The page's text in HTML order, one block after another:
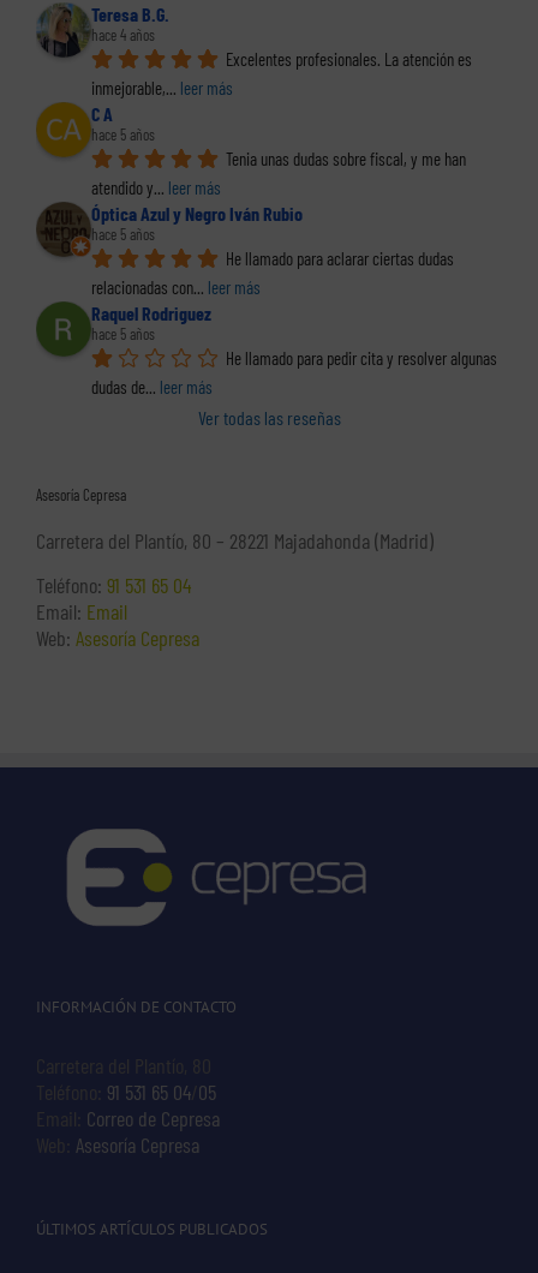
Teresa B.G.
hace 4 años
Excelentes profesionales. La atención es
inmejorable,... leer más
C A
hace 5 años
Tenia unas dudas sobre fiscal, y me han
atendido y... leer más
Óptica Azul y Negro Iván Rubio
hace 5 años
He llamado para aclarar ciertas dudas
relacionadas con... leer más
Raquel Rodriguez
hace 5 años
He llamado para pedir cita y resolver algunas
dudas de... leer más
Ver todas las reseñas
Asesoría Cepresa
Carretera del Plantío, 80 – 28221 Majadahonda (Madrid)
Teléfono: 91 531 65 04
Email: Email
Web: Asesoría Cepresa
INFORMACIÓN DE CONTACTO
Carretera del Plantío, 80
Teléfono: 91 531 65 04 05
Email: Correo de Cepresa
Web: Asesoría Cepresa
ÚLTIMOS ARTÍCULOS PUBLICADOS